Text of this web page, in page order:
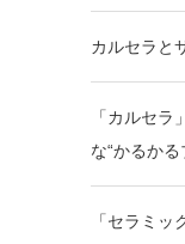
カルセラと
「カルセ
な“かるか
「セラミ